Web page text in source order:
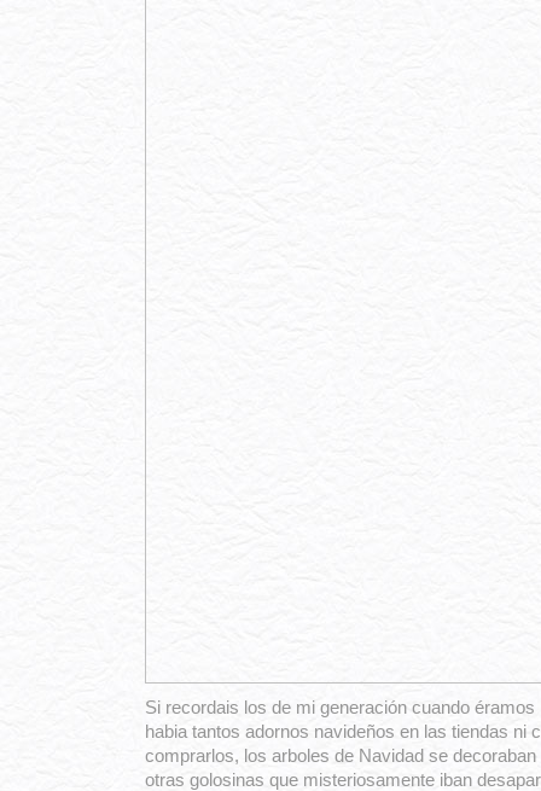
Si recordais los de mi generación cuando éramos
habia tantos adornos navideños en las tiendas ni
comprarlos, los arboles de Navidad se
otras golosinas que misteriosamente iban